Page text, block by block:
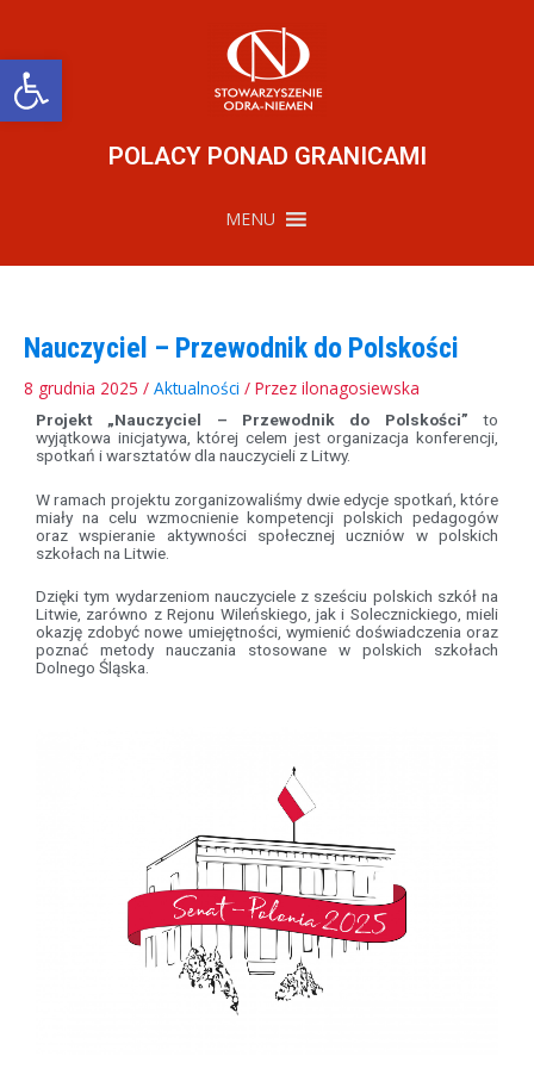
Otwórz pasek narzędzi
POLACY PONAD GRANICAMI
MENU
Nauczyciel – Przewodnik do Polskości
8 grudnia 2025 / Aktualności / Przez ilonagosiewska
Projekt „Nauczyciel – Przewodnik do Polskości” to
wyjątkowa inicjatywa, której celem jest organizacja konferencji,
spotkań i warsztatów dla nauczycieli z Litwy.
W ramach projektu zorganizowaliśmy dwie edycje spotkań, które
miały na celu wzmocnienie kompetencji polskich pedagogów
oraz wspieranie aktywności społecznej uczniów w polskich
szkołach na Litwie.
Dzięki tym wydarzeniom nauczyciele z sześciu polskich szkół na
Litwie, zarówno z Rejonu Wileńskiego, jak i Solecznickiego, mieli
okazję zdobyć nowe umiejętności, wymienić doświadczenia oraz
poznać metody nauczania stosowane w polskich szkołach
Dolnego Śląska.